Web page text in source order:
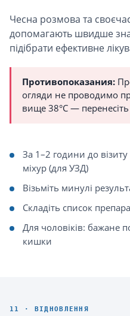
Чесна розмова та
допомагають швидше
підібрати ефективне
Противопоказания:
огляди не проводимо
вище 38°C — перенесіть
За 1–2 години до
міхур (для УЗД)
Візьміть минулі
Складіть список
Для чоловіків: бажане
кишки
11 · ВІДНОВЛЕННЯ